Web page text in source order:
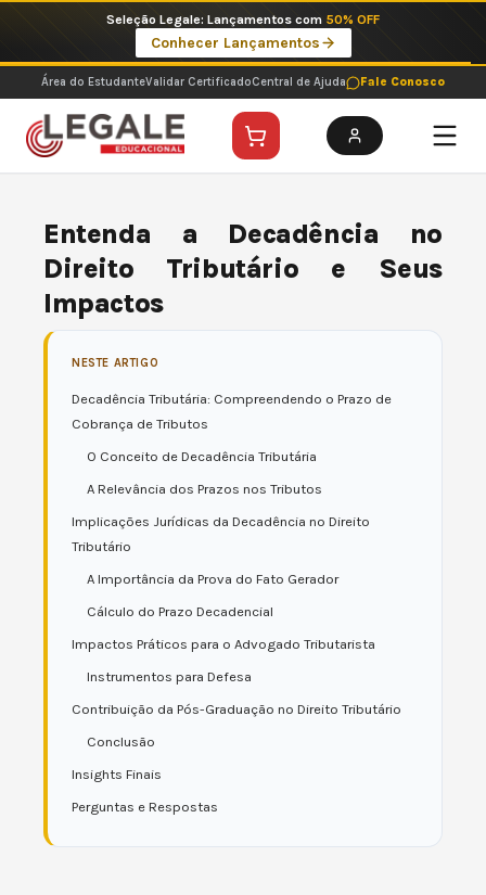
o
conteúdo
Imperdíveis no Pix: Pós Selecionadas a 199 reais no pix em parcela única
Ver ofertas
Área do EstudanteValidar CertificadoCentral de Ajuda Fale Conosco
Entenda a Decadência no
Direito Tributário e Seus
Impactos
NESTE ARTIGO
Decadência Tributária: Compreendendo o Prazo de
Cobrança de Tributos
O Conceito de Decadência Tributária
A Relevância dos Prazos nos Tributos
Implicações Jurídicas da Decadência no Direito
Tributário
A Importância da Prova do Fato Gerador
Cálculo do Prazo Decadencial
Impactos Práticos para o Advogado Tributarista
Instrumentos para Defesa
Contribuição da Pós-Graduação no Direito Tributário
Conclusão
Insights Finais
Perguntas e Respostas